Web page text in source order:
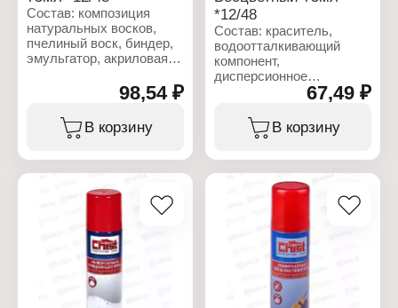
Состав: композиция
натуральных восков,
пчелиный воск, биндер,
эмульгатор, акриловая
вещество, краситель,
антифриз.
Бренд: CHIST
Вид: краска
Вариация: для гладкой
Назначение: для обуви
Особенность: с воском
Цвет: белый
Объем: 75 мл
98,54 ₽
В корзину
*12/48
Состав: краситель,
водоотталкивающий
компонент,
дисперсионное
вещество, вода,
Характеристики:
Вид: краска
Вариация: для гладкой
Назначение: для обуви
Особенность: с воском
Цвет: бесцветный
Объем: 75 мл
67,49 ₽
В корзину